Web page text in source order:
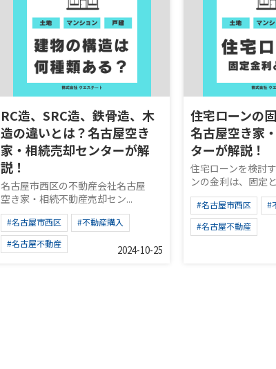
RC造、SRC造、鉄骨造、木
造の違いとは？名古屋空き
家・相続売却センターが解
説！
名古屋市西区の不動産会社名古屋
空き家・相続不動産売却セン...
#名古屋市西区
#不動産購入
#名古屋不動産
2024-10-25
住宅ローンの
名古屋空き家
ターが解説！
住宅ローンを検討
ンの金利は、固定
#名古屋市西区
#
#名古屋不動産